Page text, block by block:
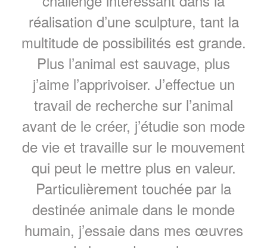
réalisation d’une sculpture, tant la
multitude de possibilités est grande.
Plus l’animal est sauvage, plus
j’aime l’apprivoiser. J’effectue un
travail de recherche sur l’animal
avant de le créer, j’étudie son mode
de vie et travaille sur le mouvement
qui peut le mettre plus en valeur.
Particulièrement touchée par la
destinée animale dans le monde
humain, j’essaie dans mes œuvres